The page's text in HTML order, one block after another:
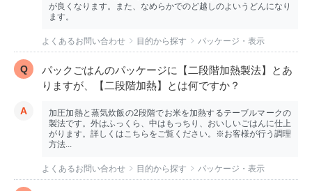
が良くなります。また、なめらかでのど越しのよいうどんになり
ます。
よくあるお問い合わせ 目的から探す パッケージ・表示
パックごはんのパッケージに【二段階加熱製法】とあ
りますが、【二段階加熱】とは何ですか？
加圧加熱と蒸気炊飯の2段階でお米を加熱するテーブルマークの
製法です。外はふっくら、中はもっちり、おいしいごはんに仕上
がります。詳しくはこちらをご覧ください。※お客様が行う調理
方法...
よくあるお問い合わせ 目的から探す パッケージ・表示